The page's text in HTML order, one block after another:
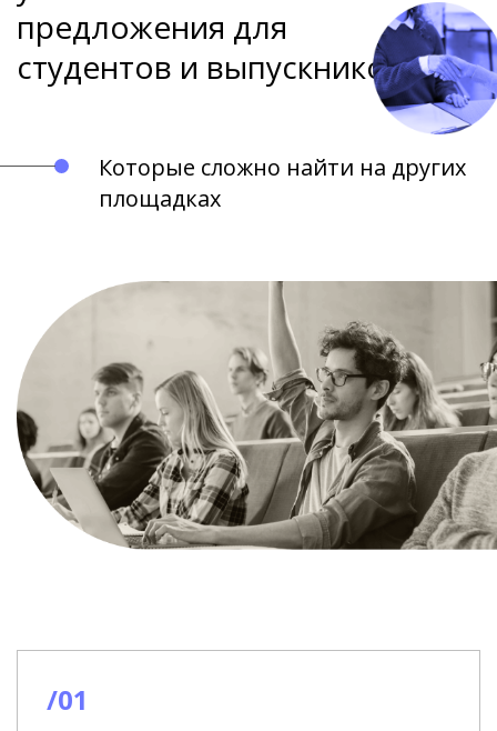
предложения для
студентов и выпускников
Которые сложно найти на других
площадках
/01